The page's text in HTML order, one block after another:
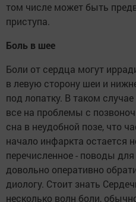
том числе может быть
приступа.
Боль в шее
Боли от сердца могут
в левую сторону шеи и
под лопатку. В таком
все на проблемы с
сна в неудобной позе, что
начало инфаркта остается
перечисленное - поводы
довольно оперативно
диологу. Стоит знать
несколько волн боли,